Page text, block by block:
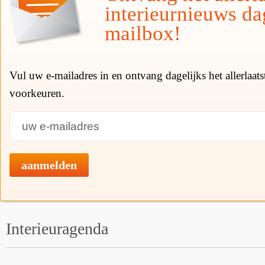
interieurnieuws
mailbox!
Vul uw e-mailadres in en ontvang dagelijks het
voorkeuren.
aanmelden
Interieuragenda